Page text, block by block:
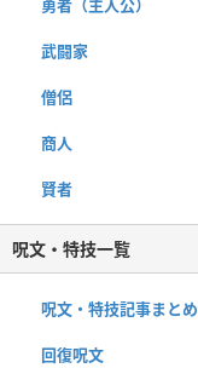
勇者（主人公）
武闘家
僧侶
商人
賢者
呪文・特技一覧
呪文・特技記事まとめ
回復呪文